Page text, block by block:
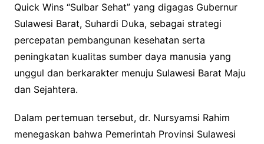
Quick Wins “Sulbar Sehat” yang digagas Gubernur
Sulawesi Barat, Suhardi Duka, sebagai strategi
percepatan pembangunan kesehatan serta
peningkatan kualitas sumber daya manusia yang
unggul dan berkarakter menuju Sulawesi Barat Maju
dan Sejahtera.
Dalam pertemuan tersebut, dr. Nursyamsi Rahim
menegaskan bahwa Pemerintah Provinsi Sulawesi